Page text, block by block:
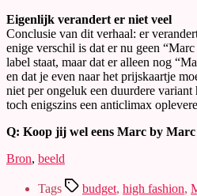
Eigenlijk verandert er niet veel
Conclusie van dit verhaal: er
enige verschil is dat er nu geen
label staat, maar dat er alleen nog
en dat je even naar het prijskaartje
niet per ongeluk een duurdere variant
toch enigszins een anticlimax
Q: Koop jij wel eens Marc by Marc
Bron, beeld
Tags budget, high fashion,